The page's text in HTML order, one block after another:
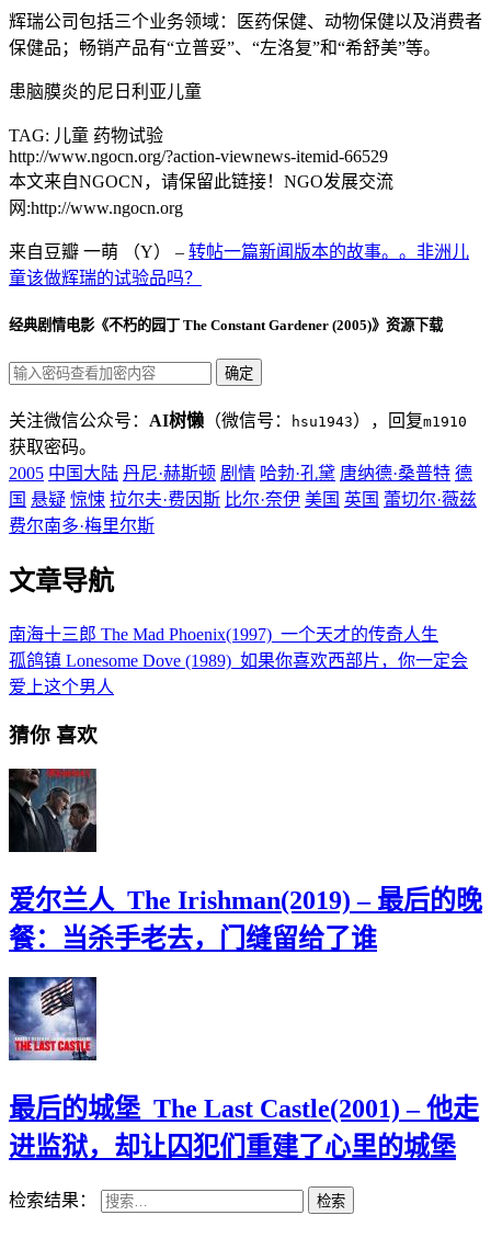
辉瑞公司包括三个业务领域：医药保健、动物保健以及消费者
保健品；畅销产品有“立普妥”、“左洛复”和“希舒美”等。
患脑膜炎的尼日利亚儿童
TAG: 儿童 药物试验
http://www.ngocn.org/?action-viewnews-itemid-66529
本文来自NGOCN，请保留此链接！NGO发展交流
网:http://www.ngocn.org
来自豆瓣 一萌 （Y） – 转帖一篇新闻版本的故事。。非洲儿
童该做辉瑞的试验品吗？
经典剧情电影《不朽的园丁 The Constant Gardener (2005)》资源下载
关注微信公众号： AI树懒 （微信号： hsu1943），回复m1910
获取密码。
2005 中国大陆 丹尼·赫斯顿 剧情 哈勃·孔黛 唐纳德·桑普特 德
国 悬疑 惊悚 拉尔夫·费因斯 比尔·奈伊 美国 英国 蕾切尔·薇兹
费尔南多·梅里尔斯
文章导航
南海十三郎 The Mad Phoenix(1997)_一个天才的传奇人生
孤鸽镇 Lonesome Dove (1989)_如果你喜欢西部片，你一定会
爱上这个男人
猜你 喜欢
爱尔兰人_The Irishman(2019) – 最后的晚
餐：当杀手老去，门缝留给了谁
最后的城堡_The Last Castle(2001) – 他走
进监狱，却让囚犯们重建了心里的城堡
检索结果： 检索